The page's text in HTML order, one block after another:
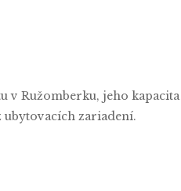
v Ružomberku, jeho kapacita
ubytovacích zariadení.